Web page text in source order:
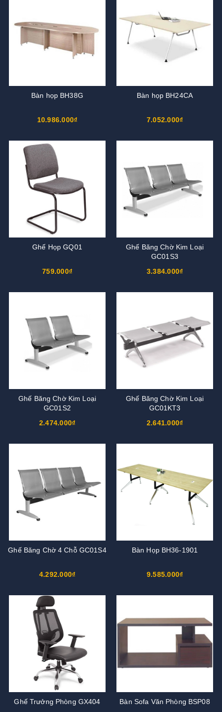
Bàn họp BH38G
10.986.000₫
Bàn họp BH24CA
7.052.000₫
Ghế Họp GQ01
759.000₫
Ghế Băng Chờ Kim Loại
GC01S3
3.384.000₫
Ghế Băng Chờ Kim Loại
GC01S2
2.474.000₫
Ghế Băng Chờ Kim Loại
GC01KT3
2.641.000₫
Ghế Băng Chờ 4 Chỗ GC01S4
4.292.000₫
Bàn Họp BH36-1901
9.585.000₫
Ghế Trưởng Phòng GX404 Bàn Sofa Văn Phòng BSP08